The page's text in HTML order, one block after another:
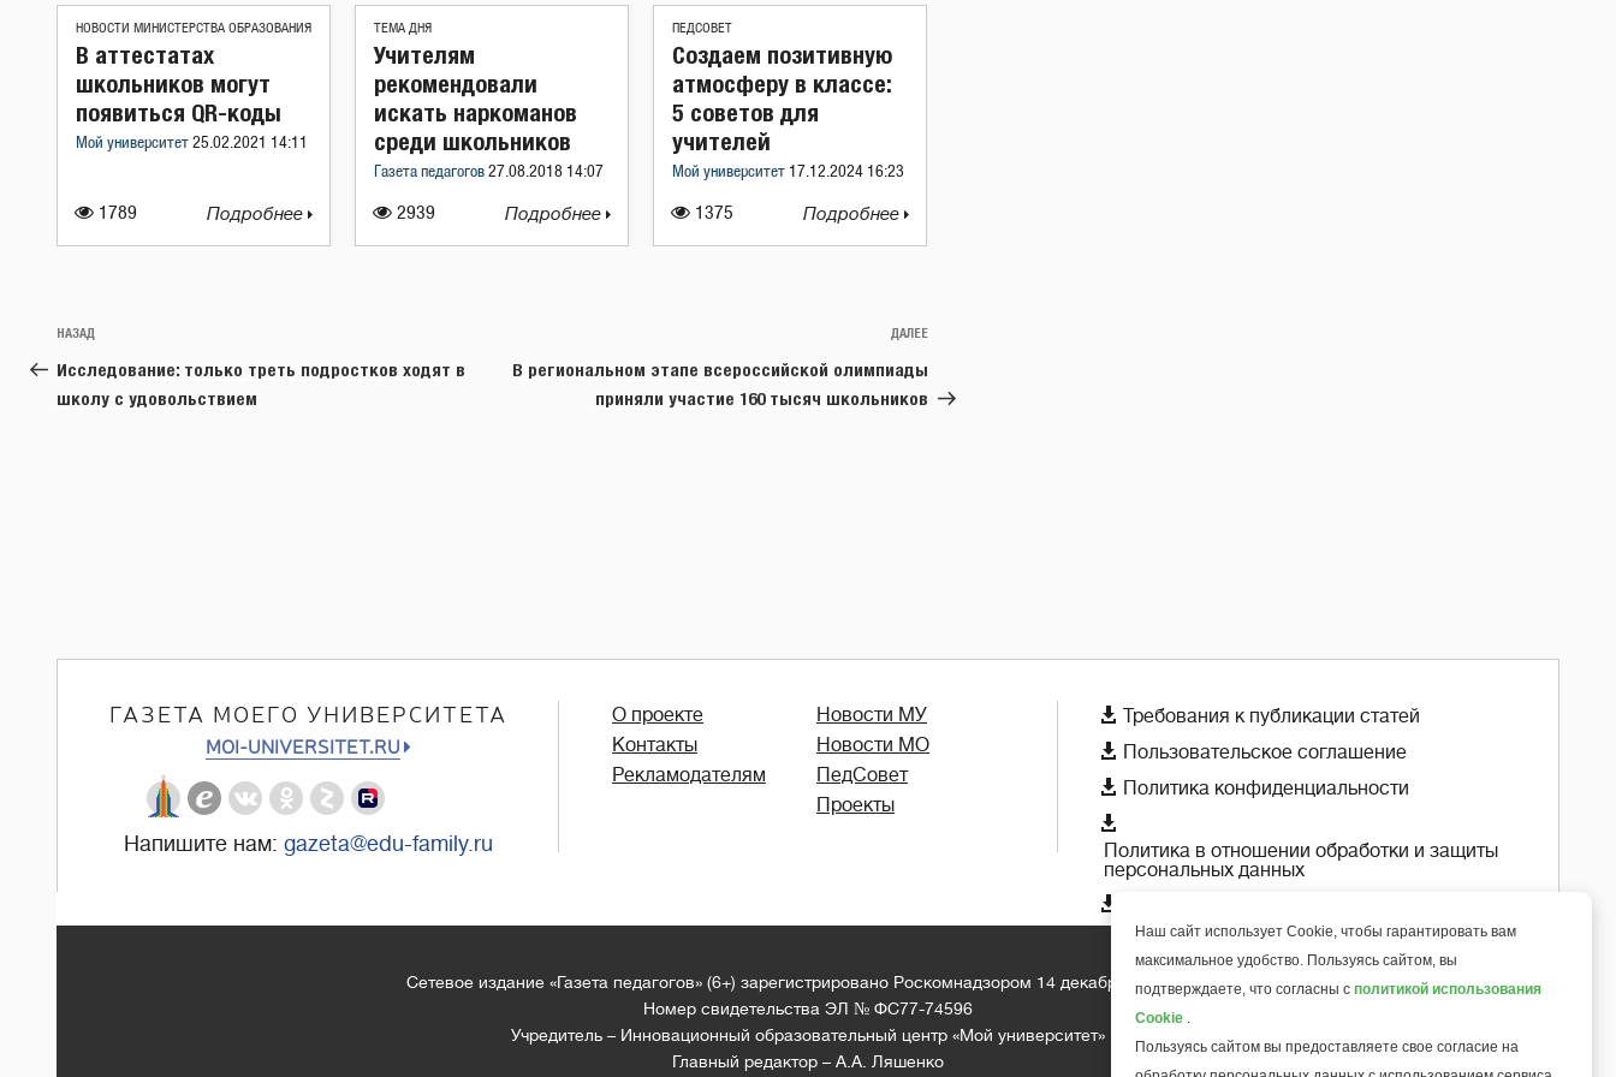
НОВОСТИ МИНИСТЕРСТВА ОБРАЗОВАНИЯ
1789
В аттестатах
школьников могут
появиться QR-коды
Мой университет 25.02.2021 14:11
Подробнее
ТЕМА ДНЯ
2939
Учителям
рекомендовали
искать наркоманов
среди школьников
Газета педагогов 27.08.2018 14:07
Подробнее
ПЕДСОВЕТ
1375
Создаем позитивную
атмосферу в классе:
5 советов для
учителей
Мой университет 17.12.2024 16:23
Подробнее
Навигация
по
записям
Предыдущая
запись:
НАЗАД
Исследование: только треть подростков ходят в
школу с удовольствием
Следующая
ДАЛЕЕ
В региональном этапе всероссийской олимпиады
приняли участие 160 тысяч школьников
ГАЗЕТА МОЕГО УНИВЕРСИТЕТА
MOI-UNIVERSITET.RU
Напишите нам: gazeta@edu-family.ru
О проекте
Контакты
Рекламодателям
Новости МУ
Новости МО
ПедСовет
Проекты
 Требования к публикации статей
 Пользовательское соглашение
 Политика конфиденциальности

Политика в отношении обработки и защиты
персональных данных

Сетевое издание «Газета педагогов» (6+) зарегистрировано Роскомнадзором 14 декабря 2018 года
Номер свидетельства ЭЛ № ФС77-74596
Учредитель – Инновационный образовательный центр «Мой университет»
Главный редактор – А.А. Ляшенко
6+
Наш сайт использует Cookie, чтобы гарантировать вам
максимальное удобство. Пользуясь сайтом, вы
подтверждаете, что согласны с политикой использования
Cookie .
Пользуясь сайтом вы предоставляете свое согласие на